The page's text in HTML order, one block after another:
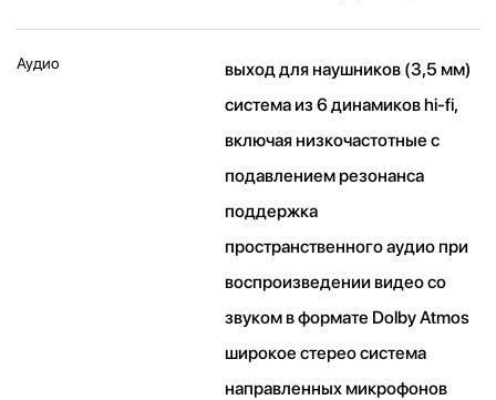
Аудио
выход для наушников (3,5 мм)
система из 6 динамиков hi-fi,
включая низкочастотные с
подавлением резонанса
поддержка
пространственного аудио при
воспроизведении видео со
звуком в формате Dolby Atmos
широкое стерео система
направленных микрофонов